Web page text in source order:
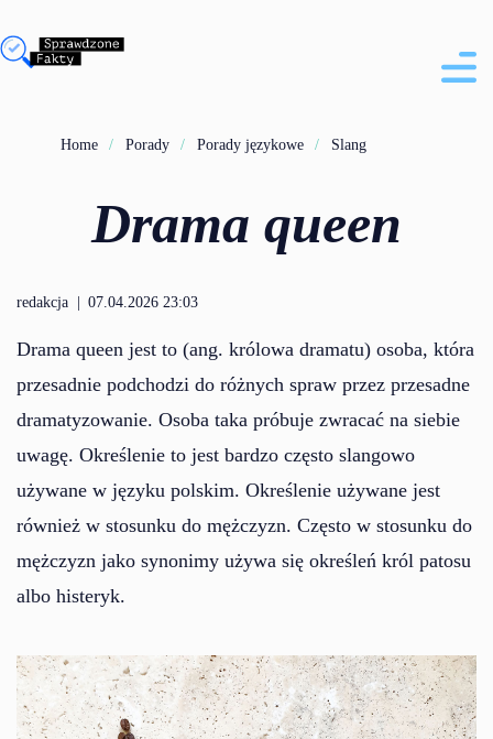
Home Porady Porady językowe Slang
Drama queen
redakcja | 07.04.2026 23:03
Drama queen jest to (ang. królowa dramatu) osoba, która
przesadnie podchodzi do różnych spraw przez przesadne
dramatyzowanie. Osoba taka próbuje zwracać na siebie
uwagę. Określenie to jest bardzo często slangowo
używane w języku polskim. Określenie używane jest
również w stosunku do mężczyzn. Często w stosunku do
mężczyzn jako synonimy używa się określeń król patosu
albo histeryk.